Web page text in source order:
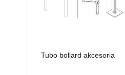
Tubo bollard akcesoria